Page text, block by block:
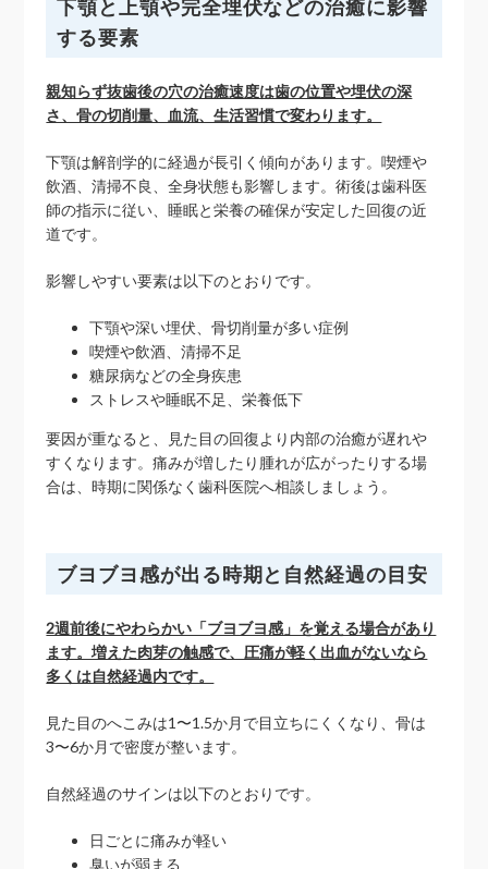
下顎と上顎や完全埋伏などの治癒に影響
する要素
親知らず抜歯後の穴の治癒速度は歯の位置や埋伏の深
さ、骨の切削量、血流、生活習慣で変わります。
下顎は解剖学的に経過が長引く傾向があります。喫煙や
飲酒、清掃不良、全身状態も影響します。術後は歯科医
師の指示に従い、睡眠と栄養の確保が安定した回復の近
道です。
影響しやすい要素は以下のとおりです。
下顎や深い埋伏、骨切削量が多い症例
喫煙や飲酒、清掃不足
糖尿病などの全身疾患
ストレスや睡眠不足、栄養低下
要因が重なると、見た目の回復より内部の治癒が遅れや
すくなります。痛みが増したり腫れが広がったりする場
合は、時期に関係なく歯科医院へ相談しましょう。
ブヨブヨ感が出る時期と自然経過の目安
2週前後にやわらかい「ブヨブヨ感」を覚える場合があり
ます。増えた肉芽の触感で、圧痛が軽く出血がないなら
多くは自然経過内です。
見た目のへこみは1〜1.5か月で目立ちにくくなり、骨は
3〜6か月で密度が整います。
自然経過のサインは以下のとおりです。
日ごとに痛みが軽い
臭いが弱まる